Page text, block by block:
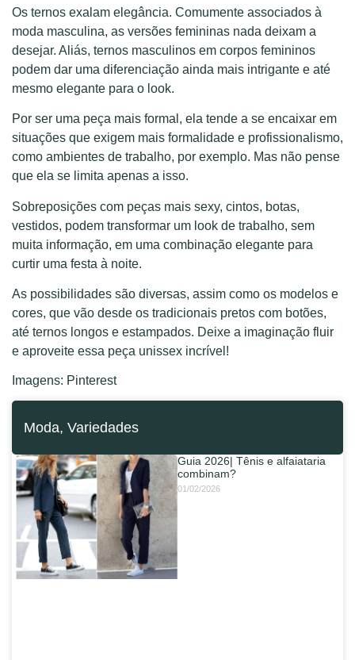
Os ternos exalam elegância. Comumente associados à
moda masculina, as versões femininas nada deixam a
desejar. Aliás, ternos masculinos em corpos femininos
podem dar uma diferenciação ainda mais intrigante e até
mesmo elegante para o look.
Por ser uma peça mais formal, ela tende a se encaixar em
situações que exigem mais formalidade e profissionalismo,
como ambientes de trabalho, por exemplo. Mas não pense
que ela se limita apenas a isso.
Sobreposições com peças mais sexy, cintos, botas,
vestidos, podem transformar um look de trabalho, sem
muita informação, em uma combinação elegante para
curtir uma festa à noite.
As possibilidades são diversas, assim como os modelos e
cores, que vão desde os tradicionais pretos com botões,
até ternos longos e estampados. Deixe a imaginação fluir
e aproveite essa peça unissex incrível!
Imagens: Pinterest
Moda, Variedades
Guia 2026| Tênis e alfaiataria
combinam?
01/02/2026